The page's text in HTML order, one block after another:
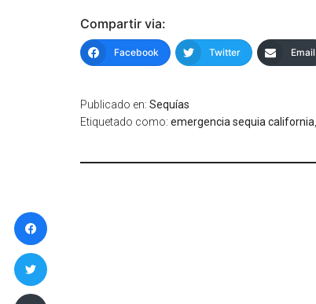
Compartir via:
Facebook Twitter Email
Publicado en: Sequías
Etiquetado como: emergencia sequia california